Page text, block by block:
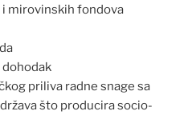
mirovinskih fondova
dohodak
priliva radne snage sa
što producira socio-